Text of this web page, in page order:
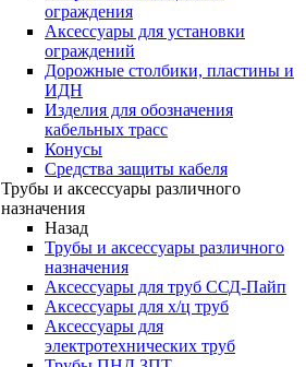
ограждения
Аксессуары для установки
ограждений
Дорожные столбики, пластины и
ИДН
Изделия для обозначения
кабельных трасс
Конусы
Средства защиты кабеля
Трубы и аксессуары различного
назначения
Назад
Трубы и аксессуары различного
назначения
Аксессуары для труб ССД-Пайп
Аксессуары для х/ц труб
Аксессуары для
электротехнических труб